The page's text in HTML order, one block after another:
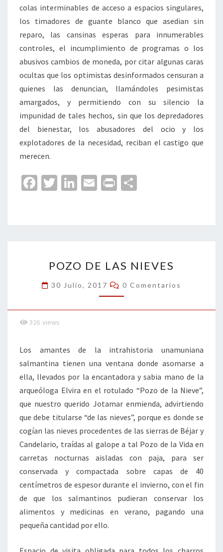
colas interminables de acceso a espacios singulares,
los timadores de guante blanco que asedian sin
reparo, las cansinas esperas para innumerables
controles, el incumplimiento de programas o los
abusivos cambios de moneda, por citar algunas caras
ocultas que los optimistas desinformados censuran a
quienes las denuncian, llamándoles pesimistas
amargados, y permitiendo con su silencio la
impunidad de tales hechos, sin que los depredadores
del bienestar, los abusadores del ocio y los
explotadores de la necesidad, reciban el castigo que
merecen.
Fa
o
o
T
er
Li
dI
n
E
l
Pr
p
ar
tir
DE
LAS
NIEVES
POZO DE LAS NIEVES
30 Julio, 2017 Comentarios
0 Comentarios
326 views
Los amantes de la intrahistoria unamuniana
salmantina tienen una ventana donde asomarse a
ella, llevados por la encantadora y sabia mano de la
arqueóloga Elvira en el rotulado “Pozo de la Nieve”,
que nuestro querido Jotamar enmienda, advirtiendo
que debe titularse “de las nieves”, porque es donde se
cogían las nieves procedentes de las sierras de Béjar y
Candelario, traídas al galope a tal Pozo de la Vida en
carretas nocturnas aisladas con paja, para ser
conservada y compactada sobre capas de 40
centímetros de espesor durante el invierno, con el fin
de que los salmantinos pudieran conservar los
alimentos y medicinas en verano, pagando una
pequeña cantidad por ello.